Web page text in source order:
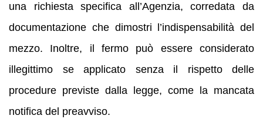
una richiesta specifica all’Agenzia, corredata da
documentazione che dimostri l’indispensabilità del
mezzo. Inoltre, il fermo può essere considerato
illegittimo se applicato senza il rispetto delle
procedure previste dalla legge, come la mancata
notifica del preavviso.